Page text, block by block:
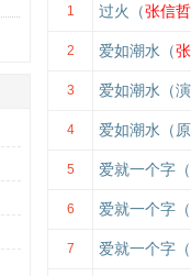
1 过火（张信哲
2 爱如潮水（
3 爱如潮水（
4 爱如潮水（
5 爱就一个字（
6 爱就一个字（
7 爱就一个字